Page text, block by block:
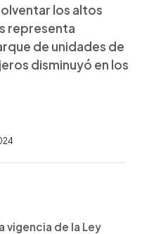
los altos
representa
de unidades de
disminuyó en los
vigencia de la Ley